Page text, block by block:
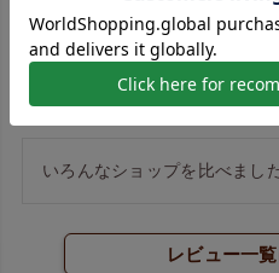
シンプルトート
いろんなショップを比べまし
レビュー一